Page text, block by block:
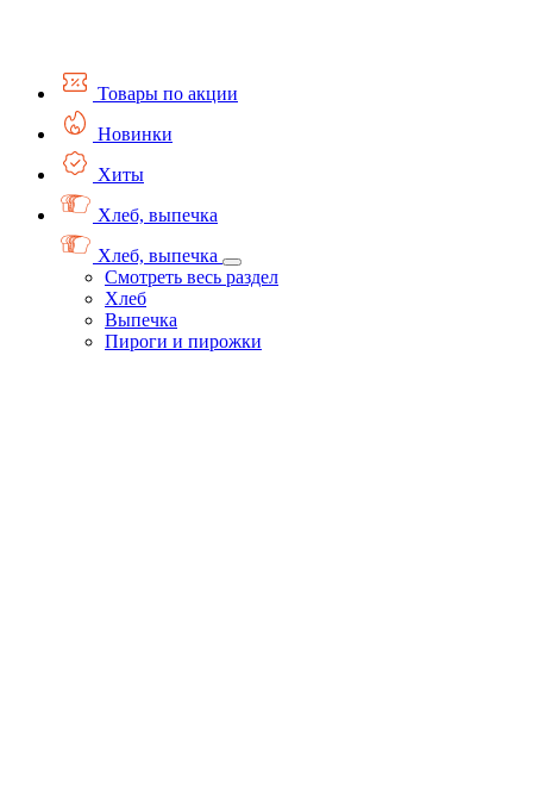
Товары по акции
Новинки
Хиты
Хлеб, выпечка
Хлеб, выпечка
Смотреть весь раздел
Хлеб
Выпечка
Пироги и пирожки